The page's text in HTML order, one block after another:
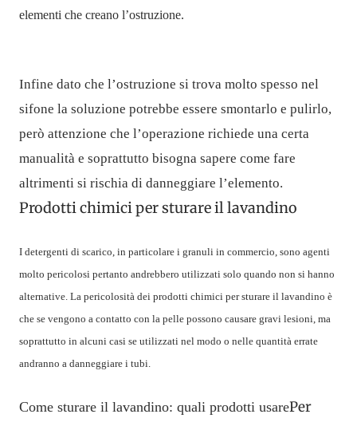
elementi che creano l’ostruzione.
Infine dato che l’ostruzione si trova molto spesso nel
sifone la soluzione potrebbe essere smontarlo e pulirlo,
però attenzione che l’operazione richiede una certa
manualità e soprattutto bisogna sapere come fare
altrimenti si rischia di danneggiare l’elemento.
Prodotti chimici per sturare il lavandino
I detergenti di scarico, in particolare i granuli in commercio, sono agenti
molto pericolosi pertanto andrebbero utilizzati solo quando non si hanno
alternative. La pericolosità dei prodotti chimici per sturare il lavandino è
che se vengono a contatto con la pelle possono causare gravi lesioni, ma
soprattutto in alcuni casi se utilizzati nel modo o nelle quantità errate
andranno a danneggiare i tubi.
Come sturare il lavandino: quali prodotti usarePer